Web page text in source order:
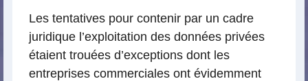
Les tentatives pour contenir par un cadre
juridique l’exploitation des données privées
étaient trouées d’exceptions dont les
entreprises commerciales ont évidemment